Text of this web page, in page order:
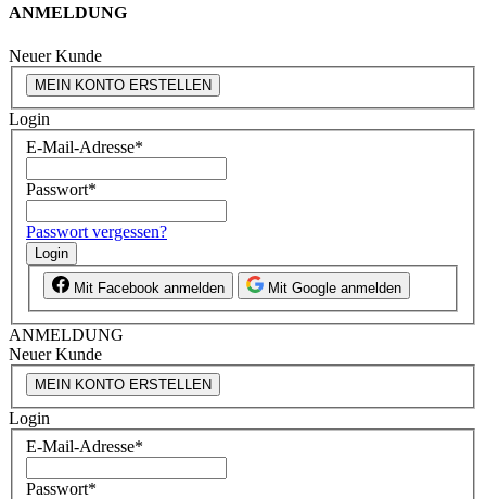
ANMELDUNG
Neuer Kunde
MEIN KONTO ERSTELLEN
Login
E-Mail-Adresse*
Passwort*
Passwort vergessen?
Login
Mit Facebook anmelden Mit Google anmelden
ANMELDUNG
Neuer Kunde
MEIN KONTO ERSTELLEN
Login
E-Mail-Adresse*
Passwort*